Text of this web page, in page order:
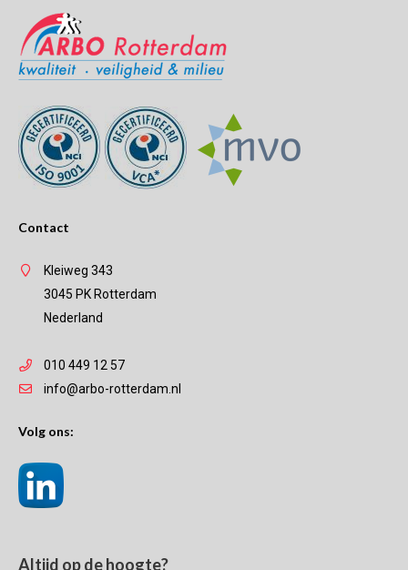
Contact
Kleiweg 343
3045 PK Rotterdam
Nederland
010 449 12 57
info@arbo-rotterdam.nl
Volg ons:
Altijd op de hoogte?